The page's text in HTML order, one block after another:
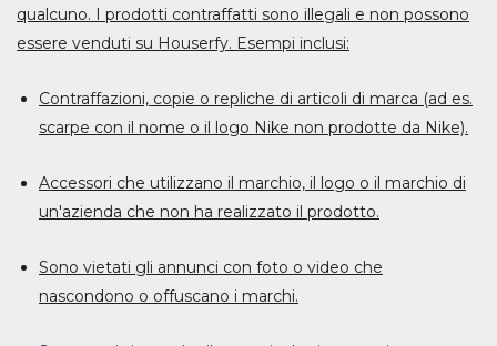
qualcuno. I prodotti contraffatti sono illegali e non possono
essere venduti su Houserfy. Esempi inclusi:
Contraffazioni, copie o repliche di articoli di marca (ad es.
scarpe con il nome o il logo Nike non prodotte da Nike).
Accessori che utilizzano il marchio, il logo o il marchio di
un'azienda che non ha realizzato il prodotto.
Sono vietati gli annunci con foto o video che
nascondono o offuscano i marchi.